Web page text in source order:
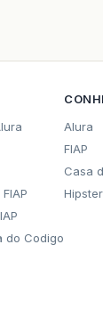
do Codigo
Alura
FIAP
Casa